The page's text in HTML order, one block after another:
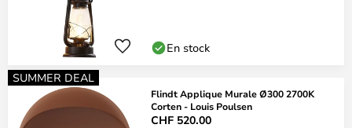
En stock
SUMMER DEAL
Flindt Applique Murale Ø300 2700K
Corten - Louis Poulsen
CHF 520.00